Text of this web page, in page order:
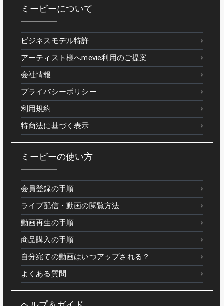
ミービーについて
ビジネスモデル特許
アーティスト様へmevie利用のご提案
会社情報
プライバシーポリシー
利用規約
特商法に基づく表示
ミービーの使い方
会員登録の手順
ライブ配信・動画の閲覧方法
動画再生の手順
商品購入の手順
自分宛ての動画はいつアップされる？
よくある質問